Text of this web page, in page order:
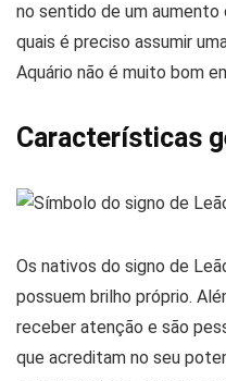
no sentido de um
quais é preciso assumir
Aquário não é muito bom
Características
Os nativos do signo de
possuem brilho próprio.
receber atenção e são
que acreditam no seu